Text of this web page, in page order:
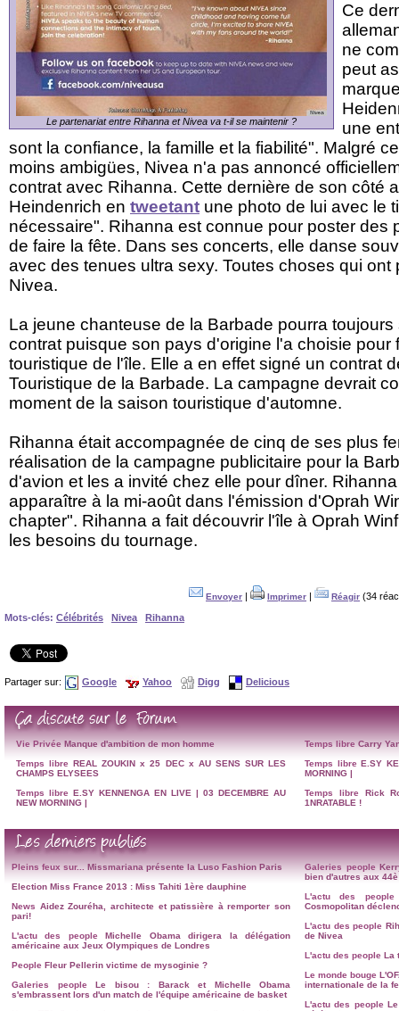
Le partenariat entre Rihanna et Nivea va t-il se maintenir ?
Ce
ne
peut
une
sont la confiance, la famille et la fiabilité". Malgré
moins ambigües, Nivea n'a pas annoncé
contrat avec Rihanna. Cette dernière de son côté
Heindenrich en tweetant une photo de lui avec le
nécessaire". Rihanna est connue pour poster des
de faire la fête. Dans ses concerts, elle danse
avec des tenues ultra sexy. Toutes choses qui ont
Nivea.
La jeune chanteuse de la Barbade pourra
contrat puisque son pays d'origine l'a choisie pour
touristique de l'île. Elle a en effet signé un contrat
Touristique de la Barbade. La campagne devrait
moment de la saison touristique d'automne.
Rihanna était accompagnée de cinq de ses plus
réalisation de la campagne publicitaire pour la
d'avion et les a invité chez elle pour dîner.
apparaître à la mi-août dans l'émission d'Oprah
chapter". Rihanna a fait découvrir l'île à Oprah
les besoins du tournage.
Envoyer | Imprimer | Réagir (34
Mots-clés: Célébrités Nivea Rihanna
Partager sur: Google Yahoo Digg Delicious
Vie Privée Manque d'ambition de mon homme
Temps libre REAL ZOUKIN x 25 DEC x AU SENS SUR LES
CHAMPS ELYSEES
Temps libre E.SY KENNENGA EN LIVE | 03 DECEMBRE AU
NEW MORNING |
Temps libre Carry
Temps libre E.SY
MORNING |
Temps libre
Rick
1NRATABLE !
Pleins feux sur...
Missmariana présente la Luso Fashion Paris
Election Miss France 2013 : Miss Tahiti 1ère dauphine
News Aidez Zouréha, architecte et patissière à remporter son
pari!
L'actu des people
Michelle Obama dirigera la délégation
américaine aux Jeux Olympiques de Londres
People Fleur Pellerin victime de mysoginie ?
Galeries people
Le bisou : Barack et Michelle Obama
s'embrassent lors d'un match de l'équipe américaine de basket
Galeries people
bien d'autres aux
L'actu des people
Cosmopolitan
L'actu des people
de Nivea
L'actu des people La
Le monde bouge
internationale de la
L'actu des people